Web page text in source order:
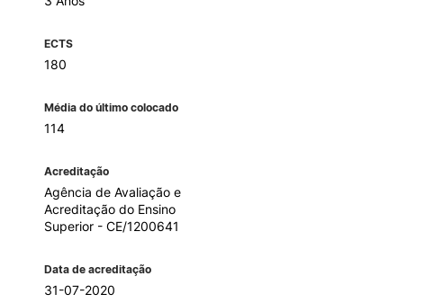
ECTS
180
Média do último colocado
114
Acreditação
Agência de Avaliação e
Acreditação do Ensino
Superior - CE/1200641
Data de acreditação
31-07-2020